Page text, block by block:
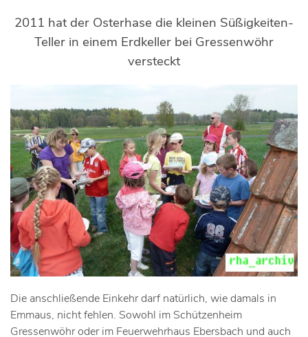
2011 hat der Osterhase die kleinen Süßigkeiten-
Teller in einem Erdkeller bei Gressenwöhr
versteckt
Die anschließende Einkehr darf natürlich, wie damals in
Emmaus, nicht fehlen. Sowohl im Schützenheim
Gressenwöhr oder im Feuerwehrhaus Ebersbach und auch